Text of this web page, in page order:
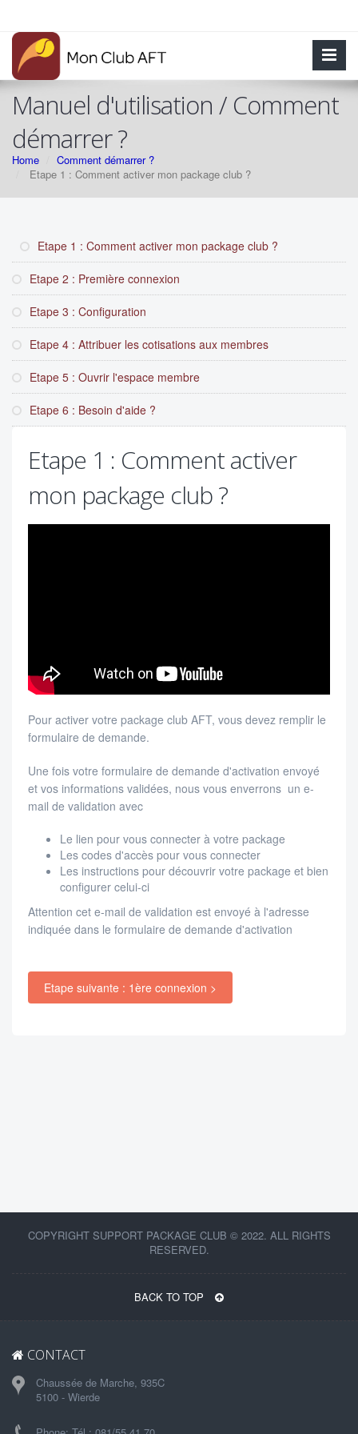
Manuel d'utilisation / Comment
démarrer ?
Home
Comment démarrer ?
Etape 1 : Comment activer mon package club ?
Etape 1 : Comment activer mon package club ?
Etape 2 : Première connexion
Etape 3 : Configuration
Etape 4 : Attribuer les cotisations aux membres
Etape 5 : Ouvrir l'espace membre
Etape 6 : Besoin d'aide ?
Etape 1 : Comment activer
mon package club ?
Pour activer votre package club AFT, vous devez remplir le
formulaire de demande.
Une fois votre formulaire de demande d'activation envoyé
et vos informations validées, nous vous enverrons un e-
mail de validation avec
Le lien pour vous connecter à votre package
Les codes d'accès pour vous connecter
Les instructions pour découvrir votre package et bien
configurer celui-ci
Attention cet e-mail de validation est envoyé à l'adresse
indiquée dans le formulaire de demande d'activation
Etape suivante : 1ère connexion >
COPYRIGHT SUPPORT PACKAGE CLUB © 2022. ALL RIGHTS
RESERVED.
BACK TO TOP
CONTACT
Chaussée de Marche, 935C
5100 - Wierde